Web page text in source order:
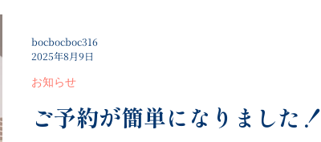
ご予約が簡単になりました！
お知らせ
bocbocboc316
2025年8月9日